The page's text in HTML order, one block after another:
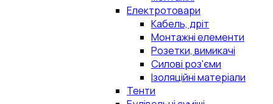
Електротовари
Кабель, дріт
Монтажні елементи
Розетки, вимикачі
Силові роз'єми
Ізоляційні матеріали
Тенти